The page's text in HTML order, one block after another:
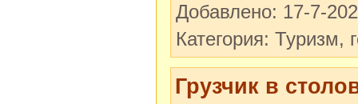
Добавлено: 17-7-
Категория: Туризм,
Грузчик в